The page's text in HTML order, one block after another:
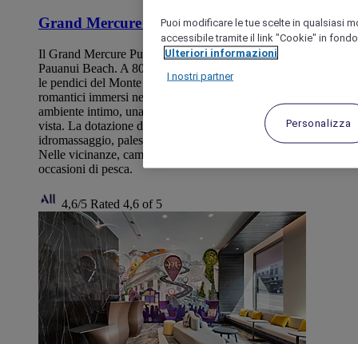
Grand Mercure Puka Park Resort
Il Grand Mercure Puka Park Resort è un rifugio segreto di
Pauanui Beach. A 800 m dalla spiaggia di 3 km e annidato fra
le pendici del Monte Pauanui, il resort propone 48 chalet
romantici immersi nel bush. Il nostro ristorante offre un
ambiente intimo, una cucina locale raffinata e una splendida
vista. La dotazione dell'hotel include: piscina scoperta e
idromassaggio, palestra, campo da tennis e noleggio biciclette.
Nelle vicinanze, campo da golf a 18 buche ed eccellenti
occasioni di pesca.
4,6/5 Rated 4,6 of 5
Puoi modificare le tue scelte in qualsiasi
accessibile tramite il link "Cookie" in
Ulteriori informazioni
I nostri partner
Personalizza